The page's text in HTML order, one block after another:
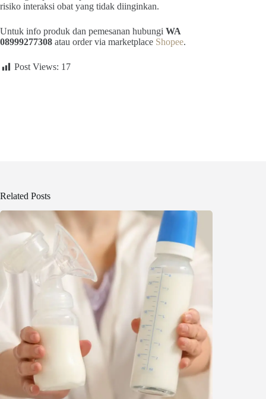
risiko interaksi obat yang tidak diinginkan.
Untuk info produk dan pemesanan hubungi WA
08999277308 atau order via marketplace Shopee.
Post Views: 17
Related Posts